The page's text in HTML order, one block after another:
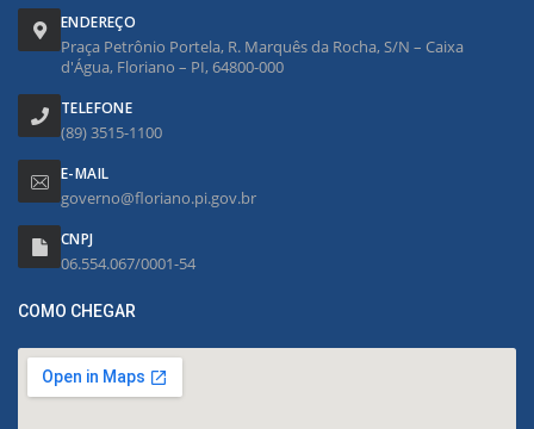
ENDEREÇO
Praça Petrônio Portela, R. Marquês da Rocha, S/N – Caixa
d'Água, Floriano – PI, 64800-000
TELEFONE
(89) 3515-1100
E-MAIL
governo@floriano.pi.gov.br
CNPJ
06.554.067/0001-54
COMO CHEGAR